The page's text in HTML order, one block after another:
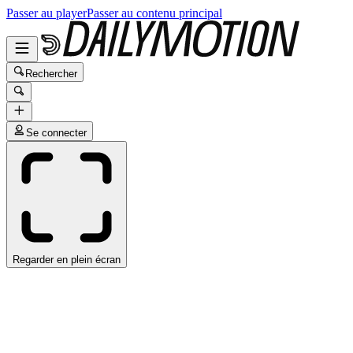
Passer au playerPasser au contenu principal
Rechercher
Se connecter
Regarder en plein écran